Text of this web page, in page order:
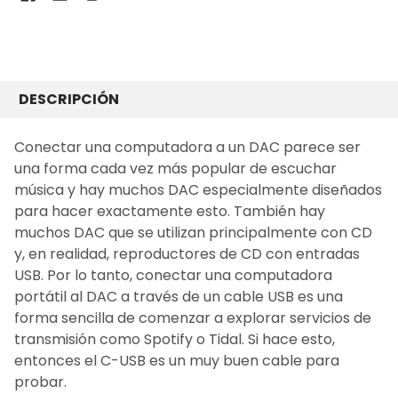
JUNTOS
SELECCIONAR
TODO
AÑADIR LO
SELECCIONADO
AL CARRITO
DESCRIPCIÓN
Conectar una computadora a un DAC parece ser
una forma cada vez más popular de escuchar
música y hay muchos DAC especialmente diseñados
para hacer exactamente esto. También hay
muchos DAC que se utilizan principalmente con CD
y, en realidad, reproductores de CD con entradas
USB. Por lo tanto, conectar una computadora
portátil al DAC a través de un cable USB es una
forma sencilla de comenzar a explorar servicios de
transmisión como Spotify o Tidal. Si hace esto,
entonces el C-USB es un muy buen cable para
probar.